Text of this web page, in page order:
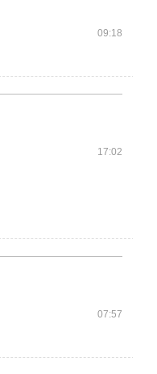
09:18
17:02
07:57